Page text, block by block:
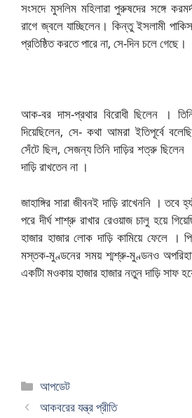
সংসদে মুসলিম মহিলারা পুরুষদের সঙ্গে
রাগে জ্বলে যাচ্ছিলেন। কিন্তু ইসলামী
প্রতিষ্ঠিত করতে পারে না, সে-দিন চলে গেছে।
আক-বর দাস-প্রথার বিরোধী ছিলেন ।
দিয়েছিলেন, সে- কথা আমরা ইতিপূর্বে
সেঁটে ছিল, সেজন্য তিনি দাড়ির শত্রু ছিলেন
দাড়ি রাখতেন না ।
জাহাঙ্গির সারা জীবনই দাড়ি রাখেননি । তবে
পরে দীর্ঘ শাশ্রু রাখার রেওয়াজ চালু হয়ে
হাজার হাজার লোক দাড়ি কামিয়ে ফেলে ।
মস্তক-মুণ্ডনের সময় শ্মশ্রু-মুণ্ডনও
একটিা মওকায় হাজার হাজার নতুন দাড়ি সাফ
বিভাগ
সমূহ
আপডেট
আকবরের যন্ত্র প্রীতি